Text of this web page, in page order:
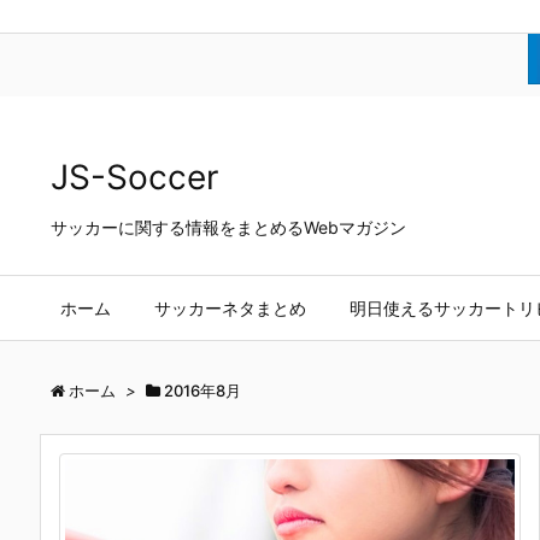
JS-Soccer
サッカーに関する情報をまとめるWebマガジン
ホーム サッカーネタまとめ 明日使えるサッカートリ
ホーム > 2016年8月